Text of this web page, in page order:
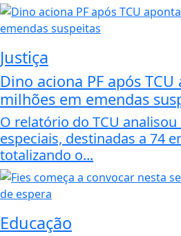
Justiça
Dino aciona PF após
milhões em emendas
O relatório do TCU
especiais, destinadas a 74
totalizando o...
Educação